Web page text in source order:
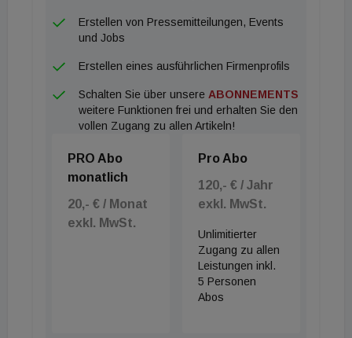
Völkers Santa Monica / Eric Staudenmaier
Erstellen von Pressemitteilungen, Events
und Jobs
Erstellen eines ausführlichen Firmenprofils
Schalten Sie über unsere ABONNEMENTS
weitere Funktionen frei und erhalten Sie den
vollen Zugang zu allen Artikeln!
PRO Abo
monatlich
20,- € / Monat
exkl. MwSt.
Pro Abo
120,- € / Jahr
exkl. MwSt.
Unlimitierter
Zugang zu allen
Leistungen inkl.
5 Personen
Abos